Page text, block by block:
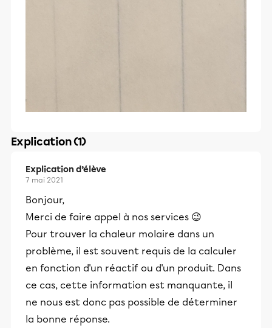
Explication (1)
Explication d’élève
7 mai 2021
Bonjour,
Merci de faire appel à nos services 😉
Pour trouver la chaleur molaire dans un
problème, il est souvent requis de la calculer
en fonction d'un réactif ou d'un produit. Dans
ce cas, cette information est manquante, il
ne nous est donc pas possible de déterminer
la bonne réponse.